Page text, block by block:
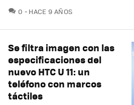
0 COMENTARIOS
HACE 9 AÑOS
Se filtra imagen con las
especificaciones del
nuevo HTC U 11: un
teléfono con marcos
táctiles